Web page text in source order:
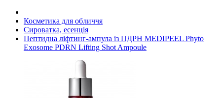
Косметика для обличчя
Сироватка, есенція
Пептидна ліфтинг-ампула із ПДРН MEDIPEEL Phyto
Exosome PDRN Lifting Shot Ampoule